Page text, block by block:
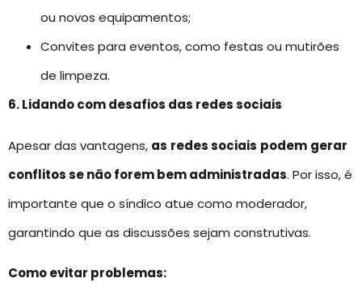
ou novos equipamentos;
Convites para eventos, como festas ou mutirões
de limpeza.
6. Lidando com desafios das redes sociais
Apesar das vantagens, as redes sociais podem gerar
conflitos se não forem bem administradas. Por isso, é
importante que o síndico atue como moderador,
garantindo que as discussões sejam construtivas.
Como evitar problemas: